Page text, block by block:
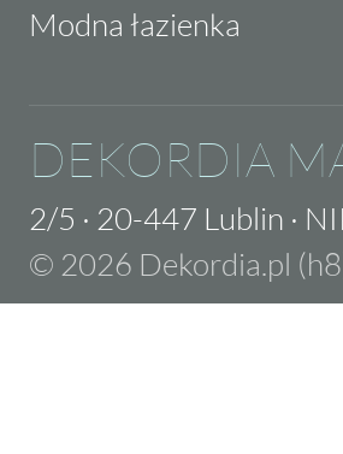
Modna łazienka
DEKORDIA
2/5 · 20-447 Lublin ·
© 2026 Dekordia.pl